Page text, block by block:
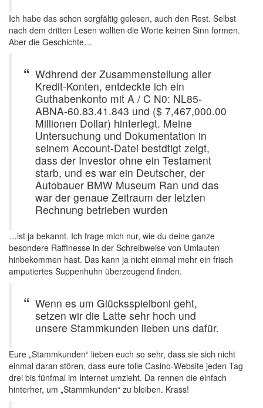
Ich habe das schon sorgfältig gelesen, auch den Rest. Selbst
nach dem dritten Lesen wollten die Worte keinen Sinn formen.
Aber die Geschichte…
Wdhrend der Zusammenstellung aller
Kredit-Konten, entdeckte ich ein
Guthabenkonto mit A / C N0: NL85-
ABNA-60.83.41.843 und ($ 7,467,000.00
Millionen Dollar) hinterlegt. Meine
Untersuchung und Dokumentation in
seinem Account-Datei bestdtigt zeigt,
dass der Investor ohne ein Testament
starb, und es war ein Deutscher, der
Autobauer BMW Museum Ran und das
war der genaue Zeitraum der letzten
Rechnung betrieben wurden
…ist ja bekannt. Ich frage mich nur, wie du deine ganze
besondere Raffinesse in der Schreibweise von Umlauten
hinbekommen hast. Das kann ja nicht einmal mehr ein frisch
amputiertes Suppenhuhn überzeugend finden.
Wenn es um Glücksspielboni geht,
setzen wir die Latte sehr hoch und
unsere Stammkunden lieben uns dafür.
Eure „Stammkunden“ lieben euch so sehr, dass sie sich nicht
einmal daran stören, dass eure tolle Casino-Website jeden Tag
drei bis fünfmal im Internet umzieht. Da rennen die einfach
hinterher, um „Stammkunden“ zu bleiben. Krass!